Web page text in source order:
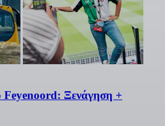
Feyenoord: Ξενάγηση +